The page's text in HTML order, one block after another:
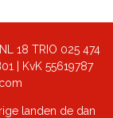
18 TRIO 025 474
| KvK 55619787
landen de dan